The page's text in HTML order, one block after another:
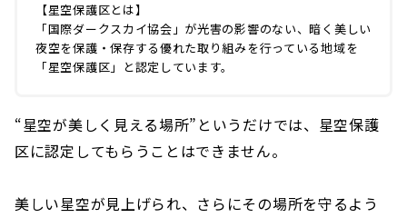
【星空保護区とは】
「国際ダークスカイ協会」が光害の影響のない、暗く美しい
夜空を保護・保存する優れた取り組みを行っている地域を
「星空保護区」と認定しています。
“星空が美しく見える場所”というだけでは、星空保護
区に認定してもらうことはできません。
美しい星空が見上げられ、さらにその場所を守るよう